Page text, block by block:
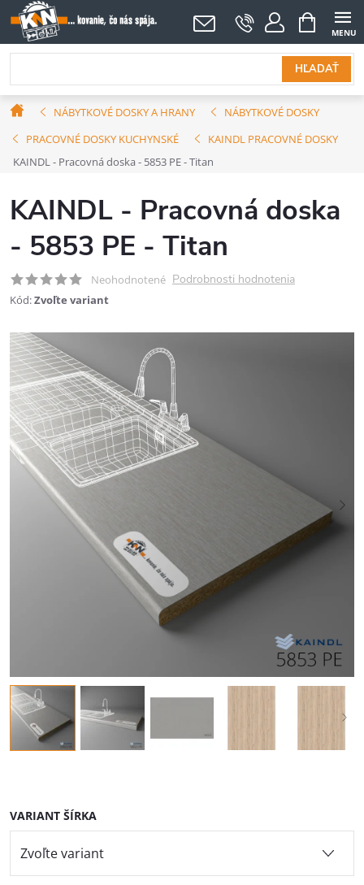
Prejsť
na
obsah
HĽADAŤ
NÁKUPNÝ
KOŠÍK
DomovNÁBYTKOVÉ DOSKY A HRANY
NÁBYTKOVÉ DOSKY
PRACOVNÉ DOSKY KUCHYNSKÉ
KAINDL PRACOVNÉ DOSKY
KAINDL - Pracovná doska - 5853 PE - Titan
KAINDL - Pracovná doska
- 5853 PE - Titan
Neohodnotené Podrobnosti hodnotenia
Kód:Zvoľte variant
VARIANT ŠÍRKA